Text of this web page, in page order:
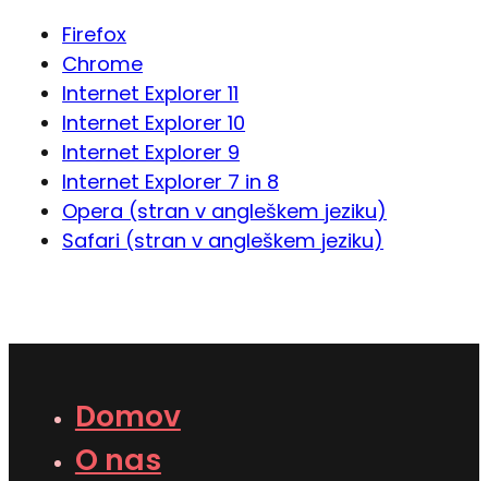
Firefox
Chrome
Internet Explorer 11
Internet Explorer 10
Internet Explorer 9
Internet Explorer 7 in 8
Opera (stran v angleškem jeziku)
Safari (stran v angleškem jeziku)
Domov
O nas